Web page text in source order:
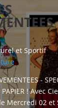
et Sportif
-
PAPIER ! Avec
Mercredi 02 et